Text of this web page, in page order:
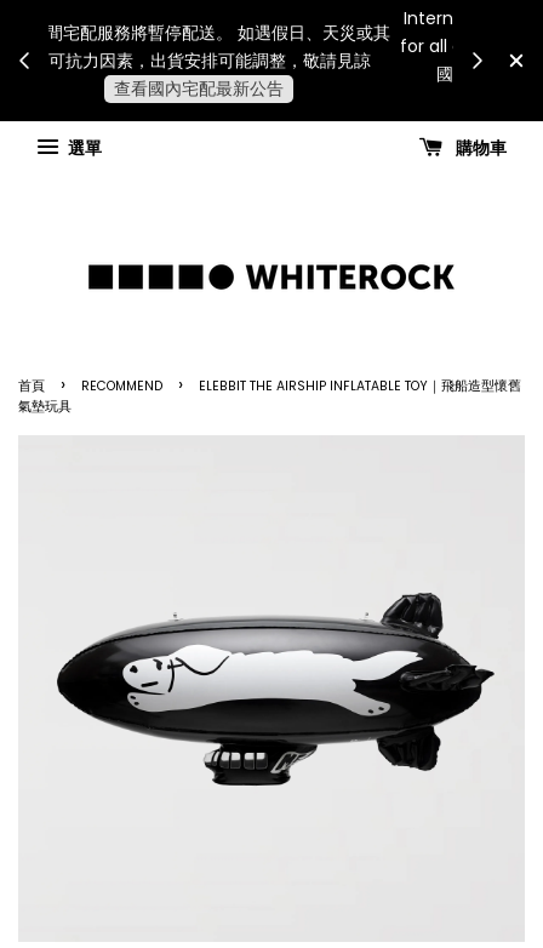
連假期間宅配服務將暫停配送。 如遇假日、天災或其
他不可抗力因素，出貨安排可能調整，敬請見諒
查看國內宅配最新公告
for all
國
選單
購物車
首頁 › RECOMMEND ›
ELEBBIT THE AIRSHIP INFLATABLE TOY｜飛船造型懷舊
氣墊玩具